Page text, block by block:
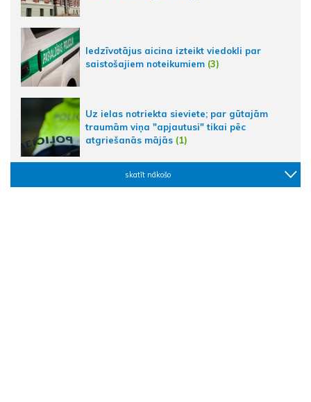
Iedzīvotājus aicina izteikt viedokli par
saistošajiem noteikumiem (3)
Uz ielas notriekta sieviete; par gūtajām
traumām viņa "apjautusi" tikai pēc
atgriešanās mājās (1)
skatīt nākošo